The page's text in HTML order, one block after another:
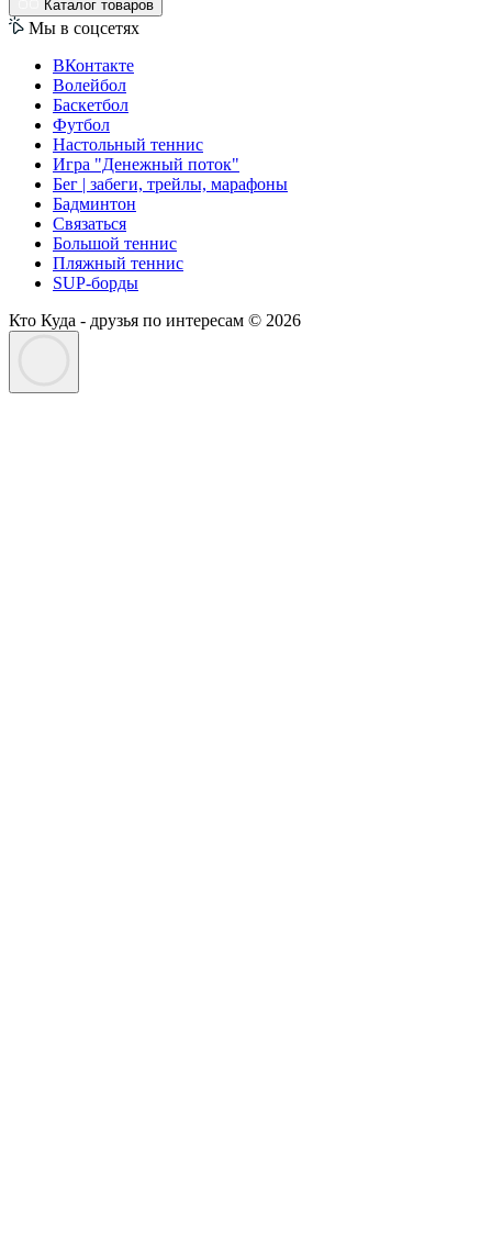
Каталог товаров
Мы в соцсетях
ВКонтакте
Волейбол
Баскетбол
Футбол
Настольный теннис
Игра "Денежный поток"
Бег | забеги, трейлы, марафоны
Бадминтон
Связаться
Большой теннис
Пляжный теннис
SUP-борды
Кто Куда - друзья по интересам © 2026